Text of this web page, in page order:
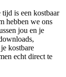
is een kostbaar
hebben we ons
jou en je
kostbare
echt direct te